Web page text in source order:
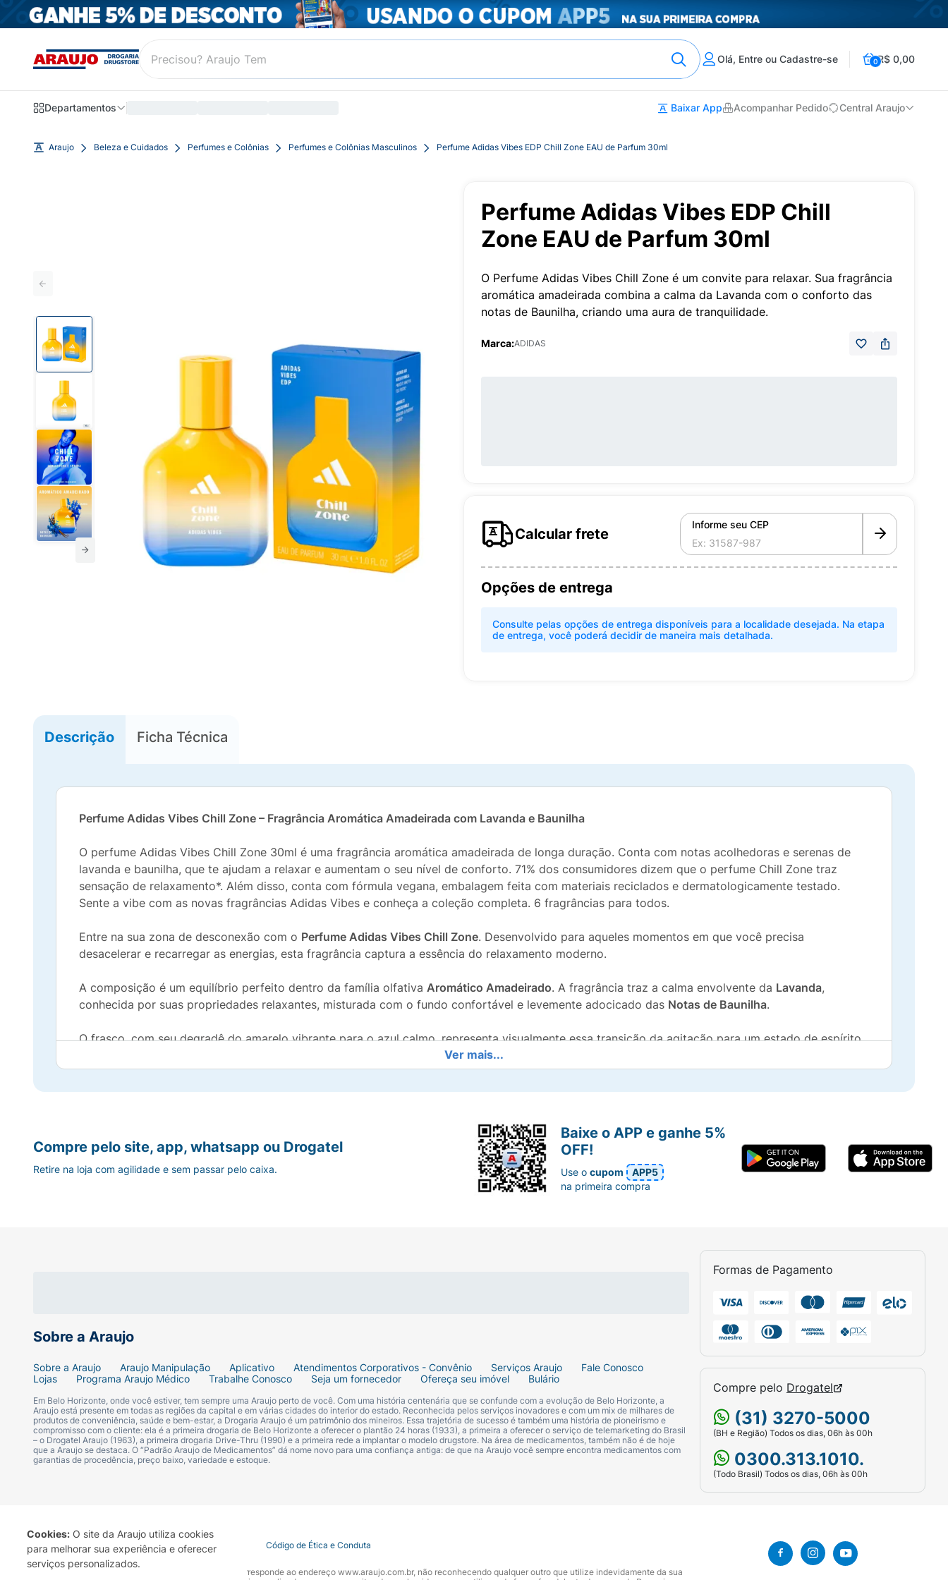
Cookies: O site da Araujo utiliza cookies
para melhorar sua experiência e oferecer
serviços personalizados.
Olá, Entre ou Cadastre-se 0R$ 0,00
Departamentos Baixar App Acompanhar Pedido Central Araujo
Araujo Beleza e Cuidados Perfumes e Colônias Perfumes e Colônias Masculinos Perfume Adidas Vibes EDP Chill Zone EAU de Parfum 30ml
Perfume Adidas Vibes EDP Chill
Zone EAU de Parfum 30ml
O Perfume Adidas Vibes Chill Zone é um convite para relaxar. Sua fragrância
aromática amadeirada combina a calma da Lavanda com o conforto das
notas de Baunilha, criando uma aura de tranquilidade.
Marca:ADIDAS
Calcular frete
Informe seu CEP
Opções de entrega
Consulte pelas opções de entrega disponíveis para a localidade desejada. Na etapa
de entrega, você poderá decidir de maneira mais detalhada.
Descrição Ficha Técnica
Perfume Adidas Vibes Chill Zone – Fragrância Aromática Amadeirada com Lavanda e Baunilha
O perfume Adidas Vibes Chill Zone 30ml é uma fragrância aromática amadeirada de longa duração. Conta com notas acolhedoras e serenas de
lavanda e baunilha, que te ajudam a relaxar e aumentam o seu nível de conforto. 71% dos consumidores dizem que o perfume Chill Zone traz
sensação de relaxamento*. Além disso, conta com fórmula vegana, embalagem feita com materiais reciclados e dermatologicamente testado.
Sente a vibe com as novas fragrâncias Adidas Vibes e conheça a coleção completa. 6 fragrâncias para todos.
Entre na sua zona de desconexão com o Perfume Adidas Vibes Chill Zone. Desenvolvido para aqueles momentos em que você precisa
desacelerar e recarregar as energias, esta fragrância captura a essência do relaxamento moderno.
A composição é um equilíbrio perfeito dentro da família olfativa Aromático Amadeirado. A fragrância traz a calma envolvente da Lavanda,
conhecida por suas propriedades relaxantes, misturada com o fundo confortável e levemente adocicado das Notas de Baunilha.
O frasco, com seu degradê do amarelo vibrante para o azul calmo, representa visualmente essa transição da agitação para um estado de espírito
tranquilo e "chill". É a escolha ideal para usar após o treino, em um fim de semana de descanso ou sempre que quiser sentir uma vibe de conforto
imediato.
Proposta: "Chill Zone" para momentos de relaxamento.
Família:Aromático Amadeirado.
Ver mais...
Sobre a Araujo
Sobre a Araujo Araujo Manipulação Aplicativo Atendimentos Corporativos - Convênio Serviços Araujo
Fale Conosco
Lojas
Programa Araujo Médico Trabalhe Conosco Seja um fornecedor Ofereça seu imóvel Bulário
Em Belo Horizonte, onde você estiver, tem sempre uma Araujo perto de você. Com uma história centenária que se confunde com a evolução de Belo Horizonte, a
Araujo está presente em todas as regiões da capital e em várias cidades do interior do estado. Reconhecida pelos serviços inovadores e com um mix de milhares de
produtos de conveniência, saúde e bem-estar, a Drogaria Araujo é um patrimônio dos mineiros. Essa trajetória de sucesso é também uma história de pioneirismo e
compromisso com o cliente: ela é a primeira drogaria de Belo Horizonte a oferecer o plantão 24 horas (1933), a primeira a oferecer o serviço de telemarketing do Brasil
– o Drogatel Araujo (1963), a primeira drogaria Drive-Thru (1990) e a primeira rede a implantar o modelo drugstore. Na área de medicamentos, também não é de hoje
que a Araujo se destaca. O “Padrão Araujo de Medicamentos” dá nome novo para uma confiança antiga: de que na Araujo você sempre encontra medicamentos com
garantias de procedência, preço baixo, variedade e estoque.
Formas de Pagamento
Compre pelo Drogatel
(31) 3270-5000
(BH e Região) Todos os dias, 06h às 00h
0300.313.1010.
(Todo Brasil) Todos os dias, 06h às 00h
Compre pelo site, app, whatsapp ou Drogatel
Retire na loja com agilidade e sem passar pelo caixa.
Baixe o APP e ganhe 5%
OFF!
Use ocupom
APP5
na primeira compra
Termo de Uso Portal da Privacidade Covid-19 Código de Ética e Conduta
A Drogaria Araujo S/A informa que o seu site oficial corresponde ao endereço www.araujo.com.br, não reconhecendo qualquer outro que utilize indevidamente da sua